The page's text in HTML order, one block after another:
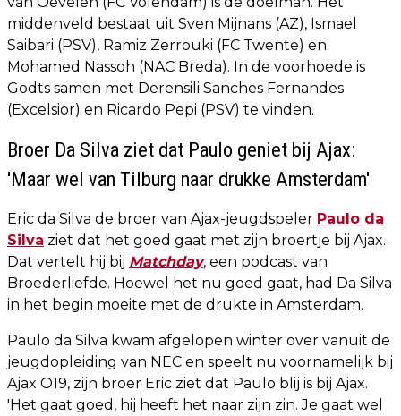
middenveld bestaat uit Sven Mijnans (AZ), Ismael
Saibari (PSV), Ramiz Zerrouki (FC Twente) en
Mohamed Nassoh (NAC Breda). In de voorhoede is
Godts samen met Derensili Sanches Fernandes
(Excelsior) en Ricardo Pepi (PSV) te vinden.
Broer Da Silva ziet dat Paulo geniet bij Ajax:
'Maar wel van Tilburg naar drukke Amsterdam'
Eric da Silva de broer van Ajax-jeugdspeler Paulo da
Silva ziet dat het goed gaat met zijn broertje bij Ajax.
Dat vertelt hij bij Matchday, een podcast van
Broederliefde. Hoewel het nu goed gaat, had Da Silva
in het begin moeite met de drukte in Amsterdam.
Paulo da Silva kwam afgelopen winter over vanuit de
jeugdopleiding van NEC en speelt nu voornamelijk bij
Ajax O19, zijn broer Eric ziet dat Paulo blij is bij Ajax.
'Het gaat goed, hij heeft het naar zijn zin. Je gaat wel